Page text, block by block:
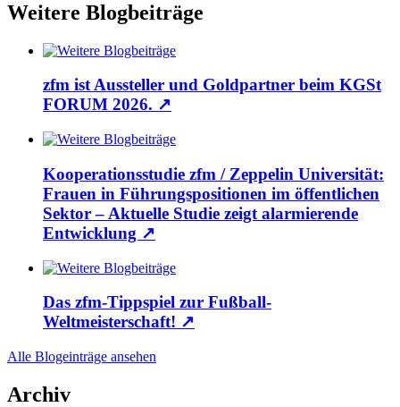
Weitere Blogbeiträge
zfm ist Aussteller und Goldpartner beim KGSt
FORUM 2026. ↗
Kooperationsstudie zfm / Zeppelin Universität:
Frauen in Führungspositionen im öffentlichen
Sektor – Aktuelle Studie zeigt alarmierende
Entwicklung ↗
Das zfm-Tippspiel zur Fußball-
Weltmeisterschaft! ↗
Alle Blogeinträge ansehen
Archiv